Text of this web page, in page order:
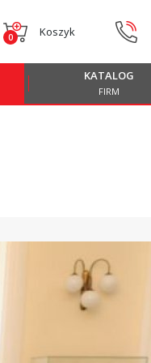
0 Koszyk
KATALOG
FIRM